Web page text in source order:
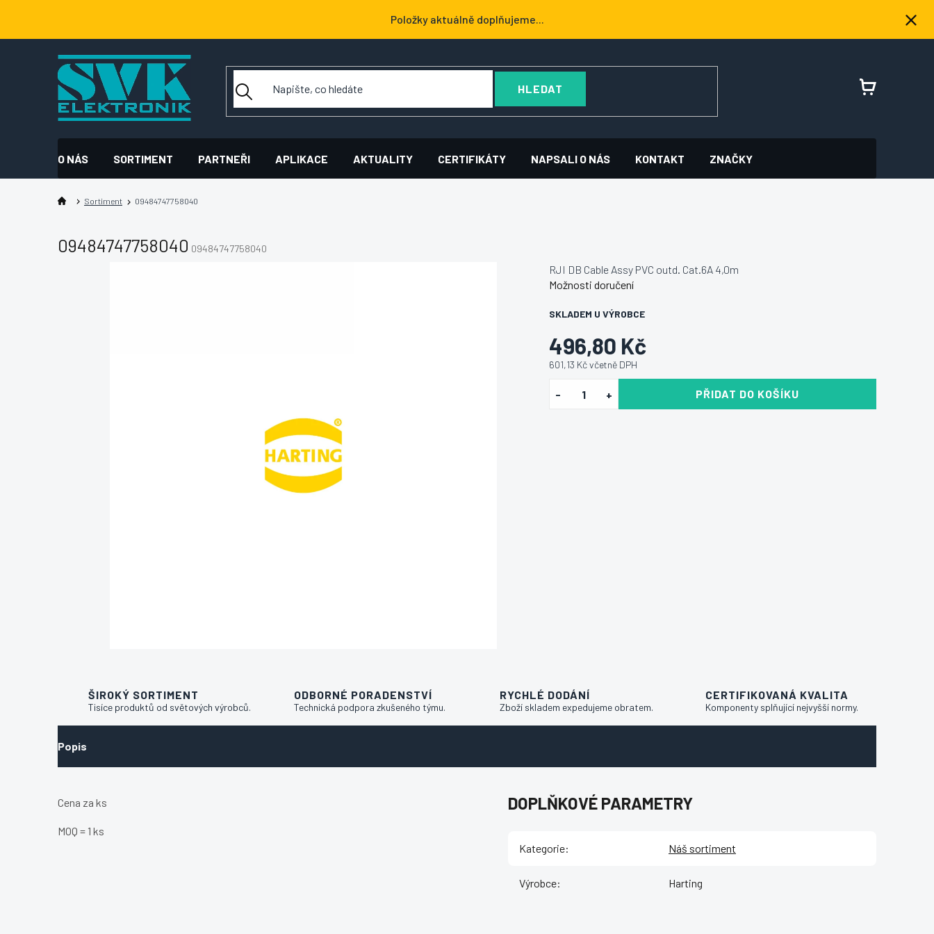
obsah
Položky aktuálně doplňujeme...
HLEDAT
NÁKUPNÍ
O NÁS SORTIMENT PARTNEŘI APLIKACE AKTUALITY CERTIFIKÁTY NAPSALI O NÁS KONTAKT ZNAČKY
Sortiment 09484747758040
09484747758040 09484747758040
496,80 Kč
601,13 Kč včetně DPH
SKLADEM U VÝROBCE
Možnosti doručení
PŘIDAT DO KOŠÍKU
RJI DB Cable Assy PVC outd. Cat.6A 4,0m
ŠIROKÝ SORTIMENT
Tisíce produktů od světových výrobců.
ODBORNÉ PORADENSTVÍ
Technická podpora zkušeného týmu.
RYCHLÉ DODÁNÍ
Zboží skladem expedujeme obratem.
CERTIFIKOVANÁ KVALITA
Komponenty splňující nejvyšší normy.
Popis
Cena za ks
MOQ = 1 ks
DOPLŇKOVÉ PARAMETRY
Kategorie: Náš sortiment
Výrobce: Harting